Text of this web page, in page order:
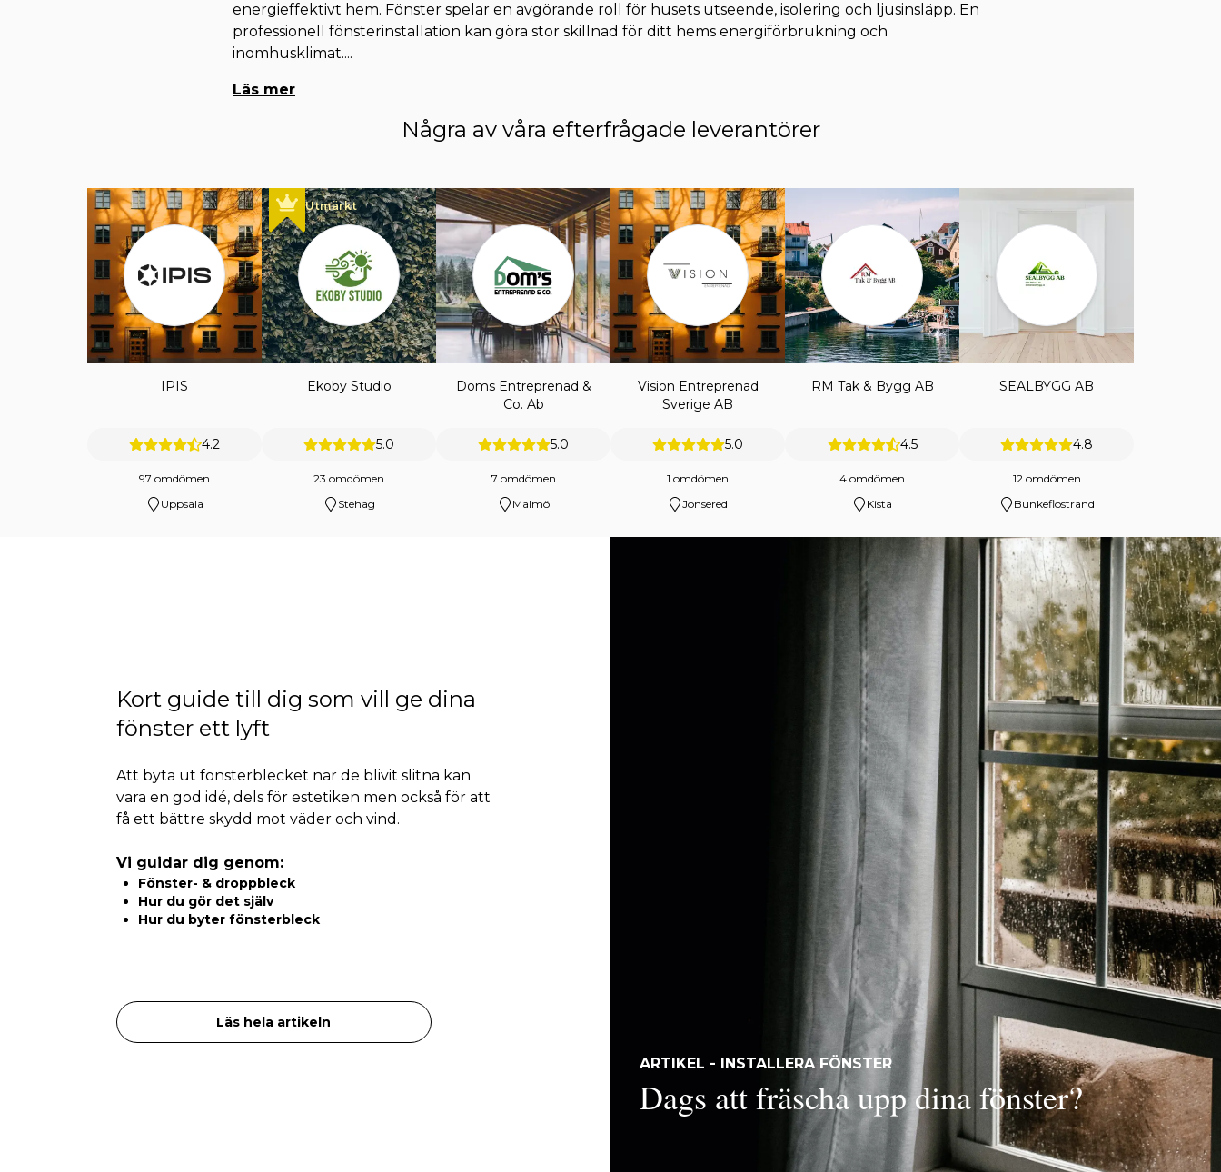
energieffektivt hem. Fönster spelar en avgörande roll för husets utseende, isolering och ljusinsläpp. En
professionell fönsterinstallation kan göra stor skillnad för ditt hems energiförbrukning och
inomhusklimat....
Läs mer
Några av våra efterfrågade leverantörer
IPIS
4.2
97 omdömen
Uppsala
Utmärkt
Ekoby Studio
5.0
23 omdömen
Stehag
Doms Entreprenad &
Co. Ab
5.0
7 omdömen
Malmö
Vision Entreprenad
Sverige AB
5.0
1 omdömen
Jonsered
RM Tak & Bygg AB
4.5
4 omdömen
Kista
SEALBYGG AB
4.8
12 omdömen
Bunkeflostrand
Kort guide till dig som vill ge dina
fönster ett lyft
Att byta ut fönsterblecket när de blivit slitna kan
vara en god idé, dels för estetiken men också för att
få ett bättre skydd mot väder och vind.
Vi guidar dig genom:
Fönster- & droppbleck
Hur du gör det själv
Hur du byter fönsterbleck
Läs hela artikeln
ARTIKEL - INSTALLERA FÖNSTER
Dags att fräscha upp dina fönster?